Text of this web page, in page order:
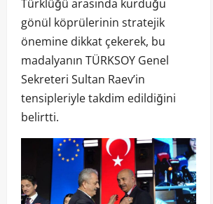
Türklüğü arasında kurduğu
gönül köprülerinin stratejik
önemine dikkat çekerek, bu
madalyanın TÜRKSOY Genel
Sekreteri Sultan Raev’in
tensipleriyle takdim edildiğini
belirtti.